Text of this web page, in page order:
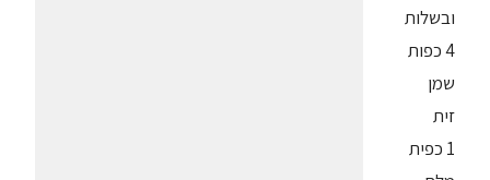
ובשלות
4 כפות
שמן
זית
1 כפית